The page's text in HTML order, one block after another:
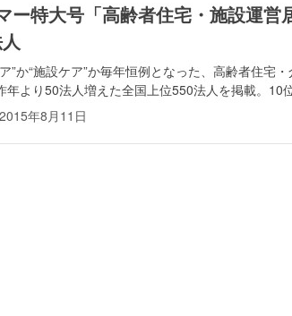
ー特大号「高齢者住宅・施設運営
”か“施設ケア”か毎年恒例となった、高齢者住宅
年より50法人増えた全国上位550法人を掲載。10
2015年8月11日